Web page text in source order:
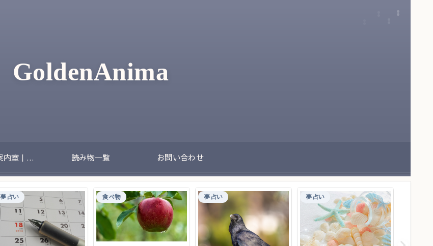
GoldenAnima
夢の相談案内室｜夢のあとに残る不安や迷いをやさしく整理する場所 読み物一覧 お問い合わせ
夢占い 食べ物 夢占い 夢占い